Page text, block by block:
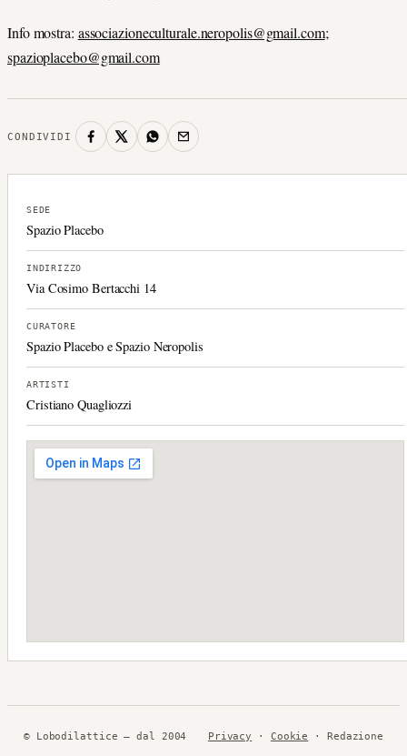
Info mostra: associazioneculturale.neropolis@gmail.com;
spazioplacebo@gmail.com
CONDIVIDI
SEDE
Spazio Placebo
INDIRIZZO
Via Cosimo Bertacchi 14
CURATORE
Spazio Placebo e Spazio Neropolis
ARTISTI
Cristiano Quagliozzi
© Lobodilattice — dal 2004 Privacy · Cookie · Redazione